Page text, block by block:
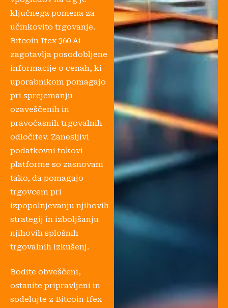
ključnega pomena za
učinkovito trgovanje.
Bitcoin Ifex 360 Ai
zagotavlja posodobljene
informacije o cenah, ki
uporabnikom pomagajo
pri sprejemanju
ozaveščenih in
pravočasnih trgovalnih
odločitev. Zanesljivi
podatkovni tokovi
platforme so zasnovani
tako, da pomagajo
trgovcem pri
izpopolnjevanju njihovih
strategij in izboljšanju
njihovih splošnih
trgovalnih izkušenj.
Bodite obveščeni,
ostanite pripravljeni in
sodelujte z Bitcoin Ifex